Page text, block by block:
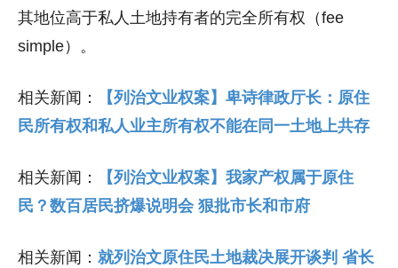
其地位高于私人土地持有者的完全所有权（fee
simple）。
相关新闻：
【列治文业权案】卑诗律政厅长：原住
民所有权和私人业主所有权不能在同一土地上共存
相关新闻：
【列治文业权案】我家产权属于原住
民？数百居民挤爆说明会 狠批市长和市府
相关新闻： 就列治文原住民土地裁决展开谈判 省长